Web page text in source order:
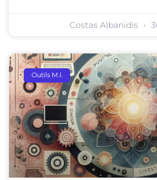
Costas Albanidis
Outils M.I.